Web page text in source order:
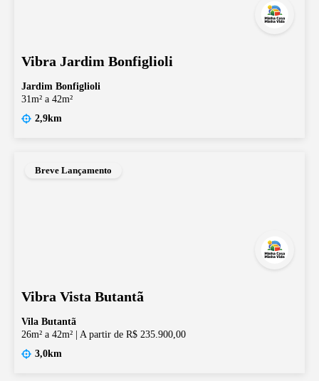
Vibra Jardim Bonfiglioli
Jardim Bonfiglioli
31m² a 42m²
2,9km
Breve Lançamento
Vibra Vista Butantã
Vila Butantã
26m² a 42m²
A partir de R$ 235.900,00
3,0km